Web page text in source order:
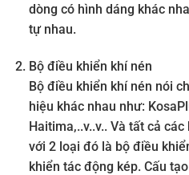
dòng có hình dáng khác
tự nhau.
Bộ điều khiển khí nén
Bộ điều khiển khí nén nói
hiệu khác nhau như:
Haitima,..v..v.. Và tất cả
với 2 loại đó là bộ điều
khiển tác động kép. Cấu